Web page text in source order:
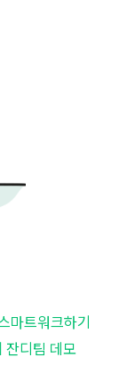
마트워크하기
잔디팀 데모